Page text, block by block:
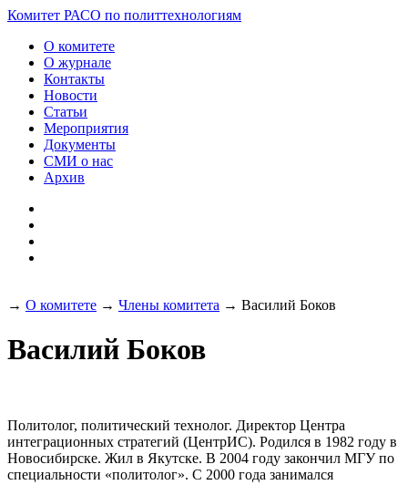
Комитет РАСО по политтехнологиям
О комитете
О журнале
Контакты
Новости
Статьи
Мероприятия
Документы
СМИ о нас
Архив
→ О комитете → Члены комитета → Василий Боков
Василий Боков
Политолог, политический технолог. Директор Центра
интеграционных стратегий (ЦентрИС). Родился в 1982 году в
Новосибирске. Жил в Якутске. В 2004 году закончил МГУ по
специальности «политолог». С 2000 года занимался